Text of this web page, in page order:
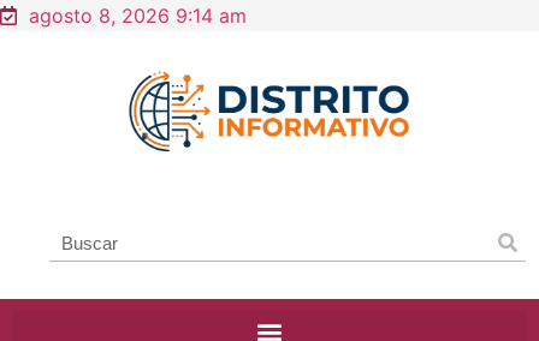
agosto 8, 2026 9:14 am